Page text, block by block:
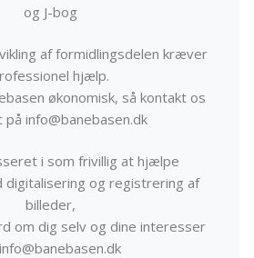
og J-bog
af formidlingsdelen kræver
hjælp.
økonomisk, så kontakt os
på info@banebasen.dk
i som frivillig at hjælpe
digitalisering og registrering af
billeder,
om dig selv og dine interesser